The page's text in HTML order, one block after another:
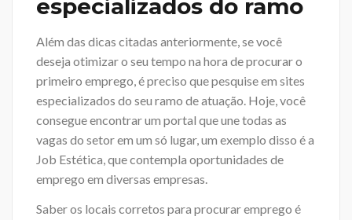
especializados do ramo
Além das dicas citadas anteriormente, se você
deseja otimizar o seu tempo na hora de procurar o
primeiro emprego, é preciso que pesquise em sites
especializados do seu ramo de atuação. Hoje, você
consegue encontrar um portal que une todas as
vagas do setor em um só lugar, um exemplo disso é a
Job Estética, que contempla oportunidades de
emprego em diversas empresas.
Saber os locais corretos para procurar emprego é